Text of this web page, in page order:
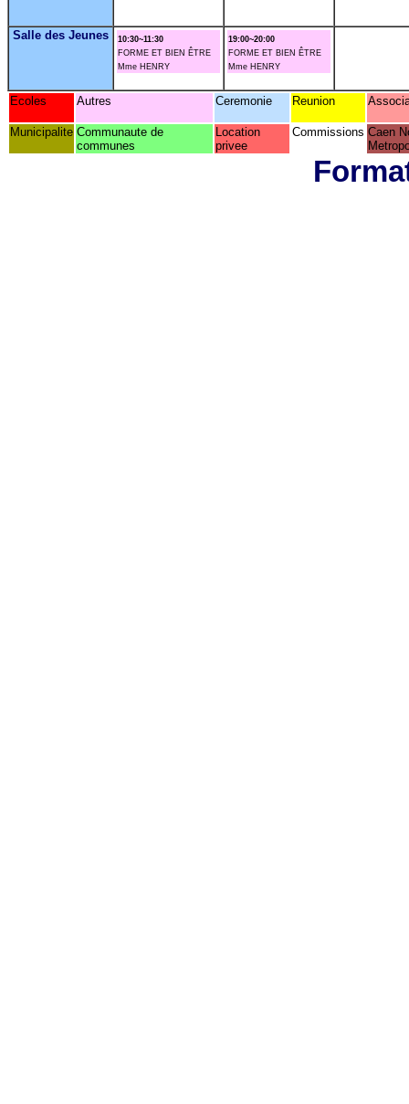
Salle des Jeunes
10:30~11:30
FORME ET BIEN ÊTRE
Mme HENRY
19:00~20:00
FORME ET BIEN ÊTRE
Mme HENRY
Ecoles Autres Ceremonie Reunion
Municipalite Communaute de
communes
Location
privee
Commissions Caen